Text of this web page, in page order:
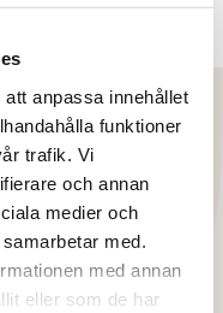
anpassa innehållet
funktioner
trafik. Vi
och annan
medier och
med.
med annan
eller som de har
intresse från
betyg för
det
i